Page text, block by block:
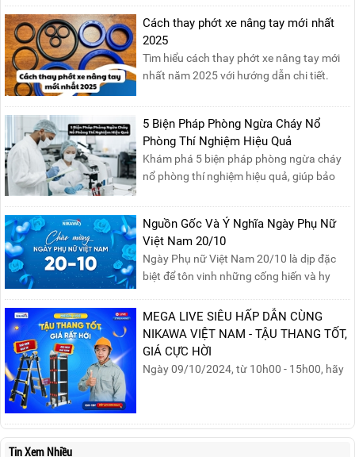
sản phẩm phù hợp!
Cách thay phớt xe nâng tay mới nhất
2025
Tìm hiểu cách thay phớt xe nâng tay mới
nhất năm 2025 với hướng dẫn chi tiết.
phớt đúng cách, giúp xe nâng hoạt động
hiệu quả và bền lâu!
5 Biện Pháp Phòng Ngừa Cháy Nổ
Phòng Thí Nghiệm Hiệu Quả
Khám phá 5 biện pháp phòng ngừa cháy
nổ phòng thí nghiệm hiệu quả, giúp bảo
sản, giảm thiểu nguy cơ cháy nổ phòng thí
nghiệm.
Nguồn Gốc Và Ý Nghĩa Ngày Phụ Nữ
Việt Nam 20/10
Ngày Phụ nữ Việt Nam 20/10 là dịp đặc
biệt để tôn vinh những cống hiến và hy
Khởi nguồn từ sự ra đời của Hội Phụ nữ
phản đế Việt Nam vào năm 1930, ngày
này không chỉ ghi nhận vai trò quan trọng
của phụ nữ ...
MEGA LIVE SIÊU HẤP DẪN CÙNG
NIKAWA VIỆT NAM - TẬU THANG TỐT,
GIÁ CỰC HỜI
Ngày 09/10/2024, từ 10h00 - 15h00, hãy
phần quà siêu hấp dẫn và mua sắm
những sản phẩm thang chính hãng với
Tin Xem Nhiều